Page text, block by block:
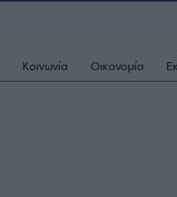
Κοινωνία Οικονομία